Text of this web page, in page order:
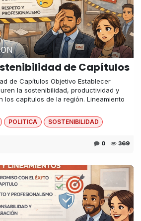
de Capítulos
de Capítulos Objetivo Establecer
la sostenibilidad, productividad y
los capítulos de la región. Lineamiento
POLITICA SOSTENIBILIDAD
0 369